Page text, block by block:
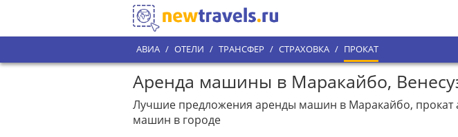
АВИА / ОТЕЛИ / ТРАНСФЕР / СТРАХОВКА / ПРОКАТ
Аренда машины в Маракайбо,
Лучшие предложения аренды машин в Маракайбо, прокат
машин в городе